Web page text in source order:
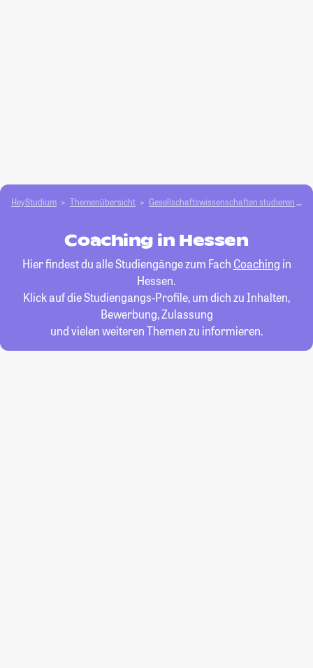
HeyStudium Themenübersicht Gesellschafts­­wissenschaften studieren
Coaching in Hessen
Hier findest du alle Studiengänge zum Fach Coaching in
Hessen.
Klick auf die Studiengangs-Profile, um dich zu Inhalten,
Bewerbung, Zulassung
und vielen weiteren Themen zu informieren.